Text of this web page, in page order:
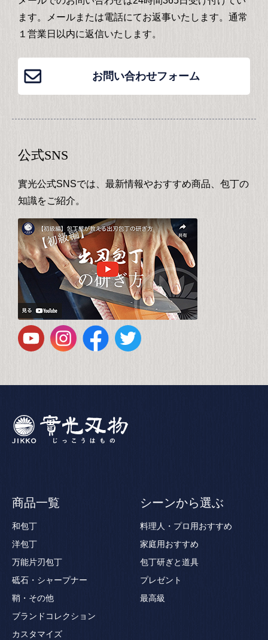
ます。メールまたは電話にてお返事いたします。通常
１営業日以内に返信いたします。
お問い合わせフォーム
公式SNS
實光公式SNSでは、最新情報やおすすめ商品、包丁の
知識をご紹介。
商品一覧
和包丁
洋包丁
万能片刃包丁
砥石・シャープナー
鞘・その他
ブランドコレクション
カスタマイズ
シーンから選ぶ
料理人・プロ用おすすめ
家庭用おすすめ
包丁研ぎと道具
プレゼント
最高級